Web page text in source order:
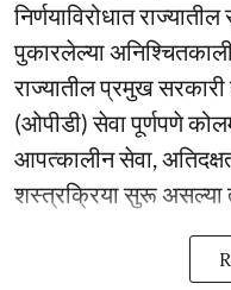
निर्णयाविरोधात
पुकारलेल्या
राज्यातील प्रमुख सरकारी
(ओपीडी) सेवा पूर्णपणे
आपत्कालीन सेवा,
शस्त्रक्रिया सुरू असल्या